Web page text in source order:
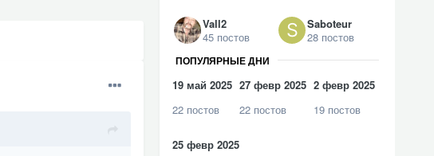
Vall2
45 постов
Saboteur
28 постов
ПОПУЛЯРНЫЕ ДНИ
19 май 2025
22 постов
27 февр 2025
22 постов
2 февр 2025
19 постов
25 февр 2025